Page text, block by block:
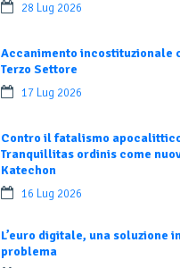
28 Lug 2026
Accanimento incostituzionale
Terzo Settore
17 Lug 2026
Contro il fatalismo
Tranquillitas ordinis come
Katechon
16 Lug 2026
L’euro digitale, una soluzione
problema